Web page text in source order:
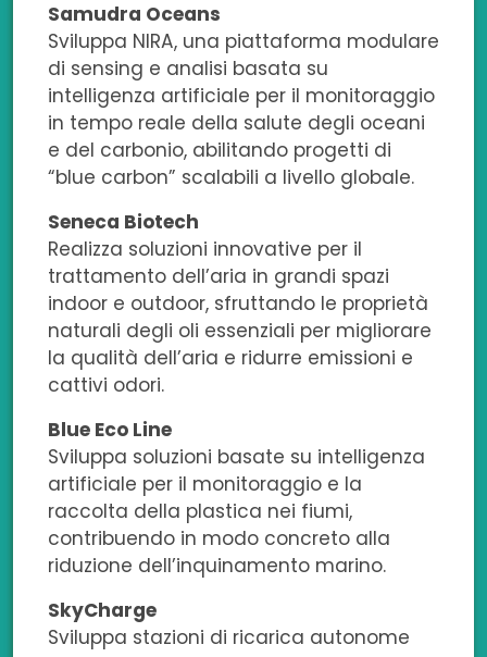
Samudra Oceans
Sviluppa NIRA, una piattaforma modulare
di sensing e analisi basata su
intelligenza artificiale per il monitoraggio
in tempo reale della salute degli oceani
e del carbonio, abilitando progetti di
“blue carbon” scalabili a livello globale.
Seneca Biotech
Realizza soluzioni innovative per il
trattamento dell’aria in grandi spazi
indoor e outdoor, sfruttando le proprietà
naturali degli oli essenziali per migliorare
la qualità dell’aria e ridurre emissioni e
cattivi odori.
Blue Eco Line
Sviluppa soluzioni basate su intelligenza
artificiale per il monitoraggio e la
raccolta della plastica nei fiumi,
contribuendo in modo concreto alla
riduzione dell’inquinamento marino.
SkyCharge
Sviluppa stazioni di ricarica autonome